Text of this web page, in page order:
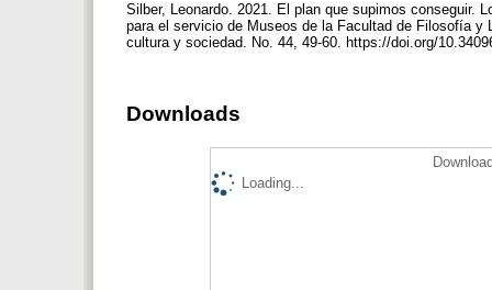
Silber, Leonardo. 2021. El plan que supimos conseguir.
para el servicio de Museos de la Facultad de Filosofía y
cultura y sociedad. No. 44, 49-60. https://doi.org/
Downloads
Loading...